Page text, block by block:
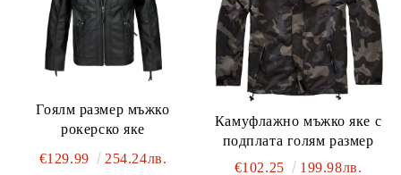
Гоялм размер мъжко
рокерско яке
€129.99
254.24лв.
Камуфлажно мъжко яке с
подплата голям размер
€102.25
199.98лв.